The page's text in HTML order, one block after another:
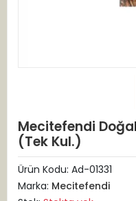
Mecitefendi
(Tek Kul.)
Ürün Kodu: Ad-01331
Marka: Mecitefendi